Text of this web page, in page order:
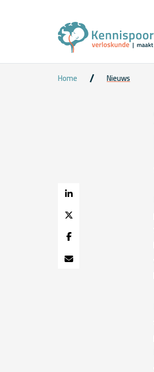
Home Nieuws